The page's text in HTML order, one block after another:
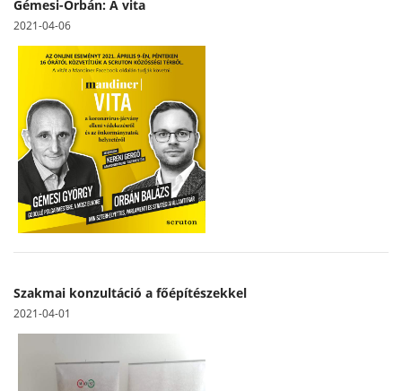
Gémesi-Orbán: A vita
2021-04-06
Szakmai konzultáció a főépítészekkel
2021-04-01